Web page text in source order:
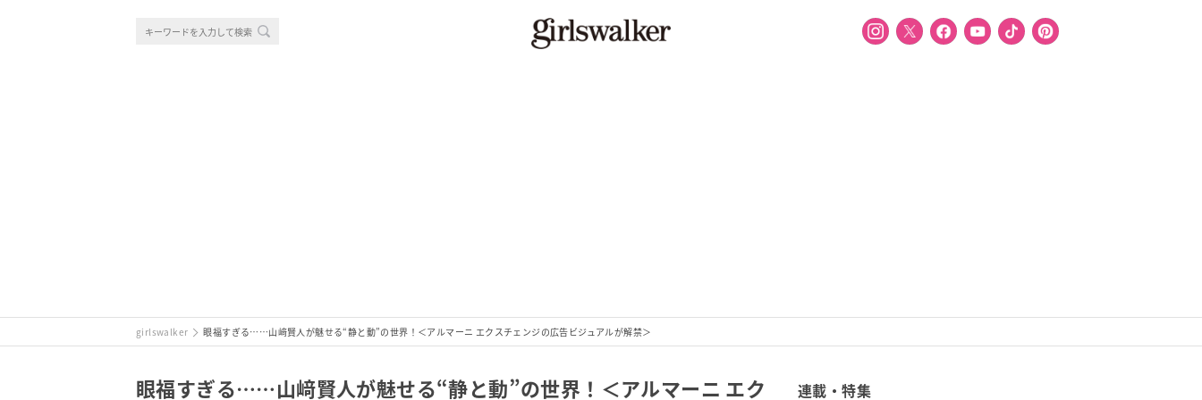
girlswalker 眼福すぎる……山﨑賢人が魅せる“静と動”の世界！＜アルマーニ エクスチェンジの広告ビジュアルが解禁＞
眼福すぎる……山﨑賢人が魅せる“静と動”の世界！＜アルマーニ エク 連載・特集